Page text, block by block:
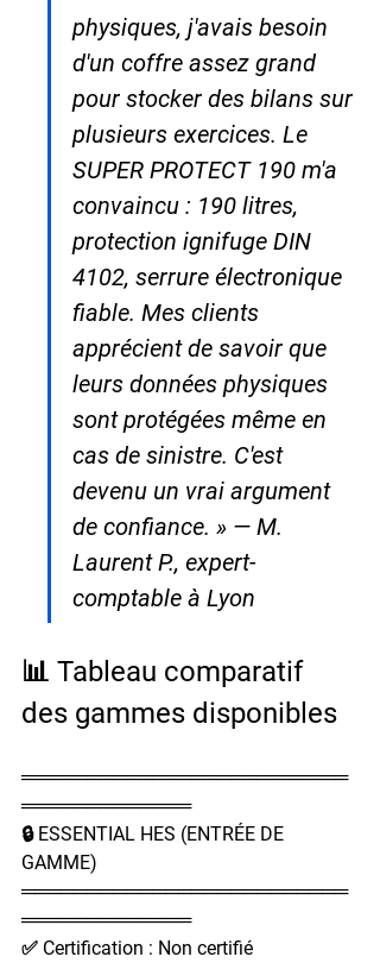
physiques, j'avais besoin
d'un coffre assez grand
pour stocker des bilans sur
plusieurs exercices. Le
SUPER PROTECT 190 m'a
convaincu : 190 litres,
protection ignifuge DIN
4102, serrure électronique
fiable. Mes clients
apprécient de savoir que
leurs données physiques
sont protégées même en
cas de sinistre. C'est
devenu un vrai argument
de confiance. » — M.
Laurent P., expert-
comptable à Lyon
📊 Tableau comparatif
des gammes disponibles
═════════════════════════
═════════════
🔒 ESSENTIAL HES (ENTRÉE DE
GAMME)
═════════════════════════
═════════════
✅ Certification : Non certifié